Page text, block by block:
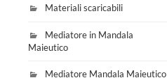
Materiali scaricabili
Mediatore in Mandala
Maieutico
Mediatore Mandala Maieutico